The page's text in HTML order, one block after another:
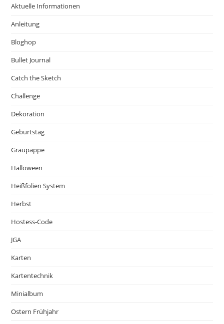
Aktuelle Informationen
Anleitung
Bloghop
Bullet Journal
Catch the Sketch
Challenge
Dekoration
Geburtstag
Graupappe
Halloween
Heißfolien System
Herbst
Hostess-Code
JGA
Karten
Kartentechnik
Minialbum
Ostern Frühjahr